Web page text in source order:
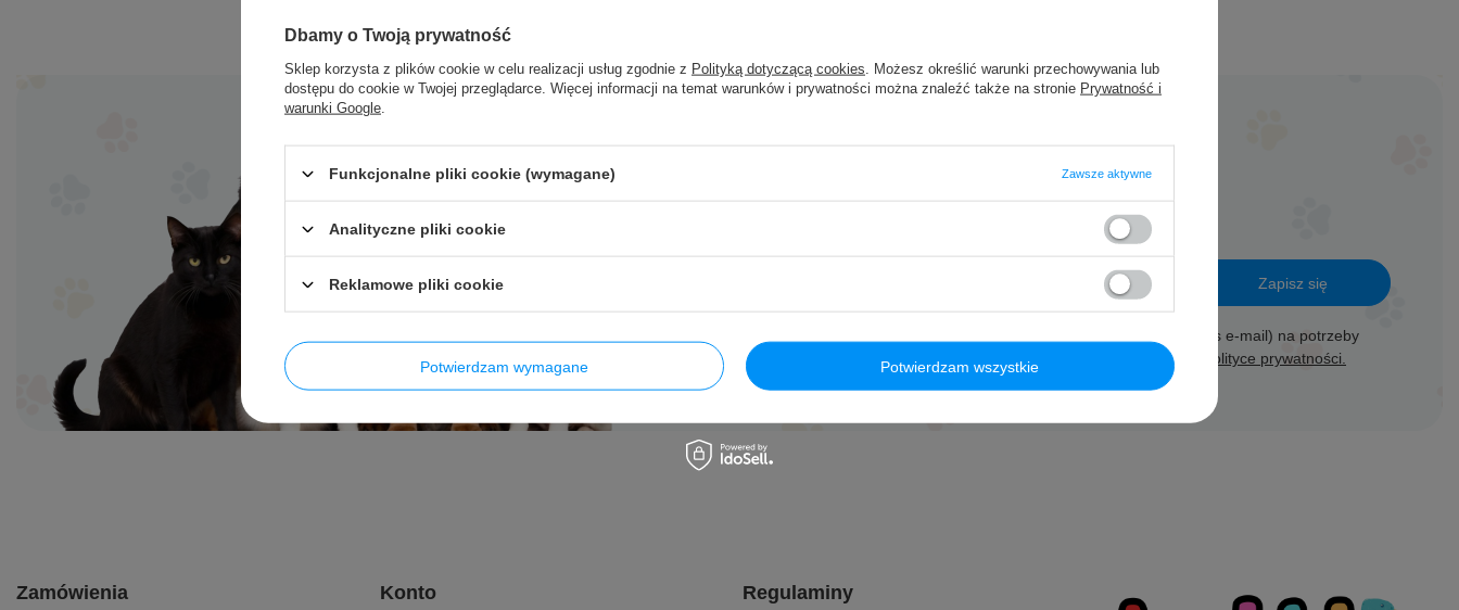
Wyrażam zgodę na przetwarzanie moich danych osobowych (adres e-mail) na potrzeby
wysyłki newslettera z informacją handlową (marketing). Więcej w
polityce prywatności.
Zapisz się
Zamówienia Konto Regulaminy
Dbamy o Twoją prywatność
Sklep korzysta z plików cookie w celu realizacji usług zgodnie z Polityką dotyczącą cookies . Możesz określić warunki przechowywania lub
dostępu do cookie w Twojej przeglądarce. Więcej informacji na temat warunków i prywatności można znaleźć także na stronie Prywatność i
warunki Google
Funkcjonalne pliki cookie (wymagane) Zawsze aktywne
Analityczne pliki cookie
Reklamowe pliki cookie
Potwierdzam wymagane Potwierdzam wszystkie